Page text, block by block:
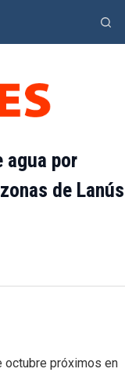
agua por
de Lanús
octubre próximos en